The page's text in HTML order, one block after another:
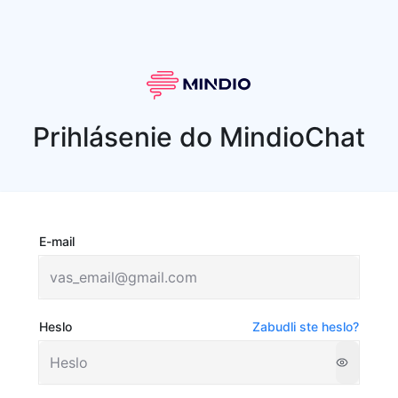
Prihlásenie do MindioChat
E-mail
Heslo Zabudli ste heslo?